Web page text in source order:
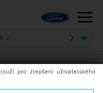
2
pro zlepšení uživatelského